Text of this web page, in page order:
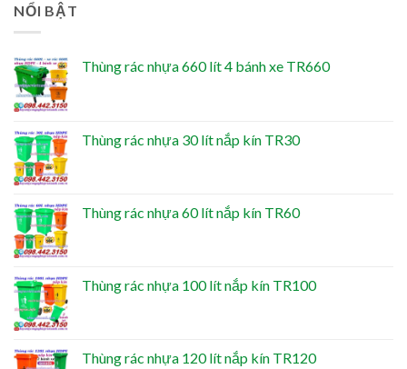
NỔI BẬT
Thùng rác nhựa 660 lít 4 bánh xe TR660
Thùng rác nhựa 30 lít nắp kín TR30
Thùng rác nhựa 60 lít nắp kín TR60
Thùng rác nhựa 100 lít nắp kín TR100
Thùng rác nhựa 120 lít nắp kín TR120